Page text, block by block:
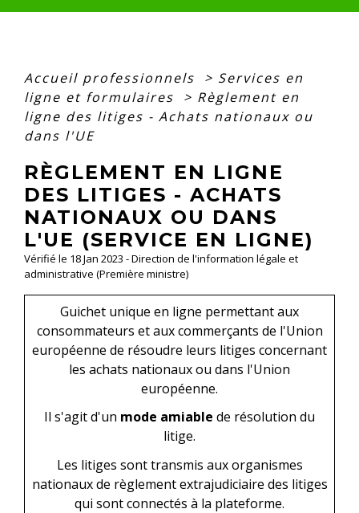
Accueil professionnels > Services en
ligne et formulaires
> Règlement en
ligne des litiges - Achats nationaux ou
dans l'UE
RÈGLEMENT EN LIGNE
DES LITIGES - ACHATS
NATIONAUX OU DANS
L'UE (SERVICE EN LIGNE)
Vérifié le 18 Jan 2023 - Direction de l'information légale et
administrative (Première ministre)
Guichet unique en ligne permettant aux
consommateurs et aux commerçants de l'Union
européenne de résoudre leurs litiges concernant
les achats nationaux ou dans l'Union
européenne.
Il s'agit d'un mode amiable de résolution du
litige.
Les litiges sont transmis aux organismes
nationaux de règlement extrajudiciaire des litiges
qui sont connectés à la plateforme.